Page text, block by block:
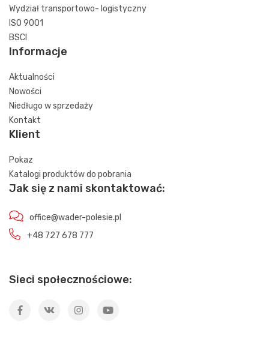
Wydział transportowo- logistyczny
ISO 9001
BSCI
Informacje
Aktualności
Nowości
Niedługo w sprzedaży
Kontakt
Klient
Pokaz
Katalogi produktów do pobrania
Jak się z nami skontaktować:
office@wader-polesie.pl
+48 727 678 777
Sieci społecznościowe: